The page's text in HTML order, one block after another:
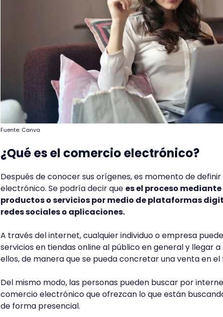
Fuente: Canva
¿Qué es el comercio electrónico?
Después de conocer sus orígenes, es momento de
electrónico. Se podría decir que es el proceso
productos o servicios por medio de plataformas
redes sociales o aplicaciones.
A través del internet, cualquier individuo o empresa
servicios en tiendas online al público en general y llegar
ellos, de manera que se pueda concretar una venta en el
Del mismo modo, las personas pueden buscar por
comercio electrónico que ofrezcan lo que están
de forma presencial.